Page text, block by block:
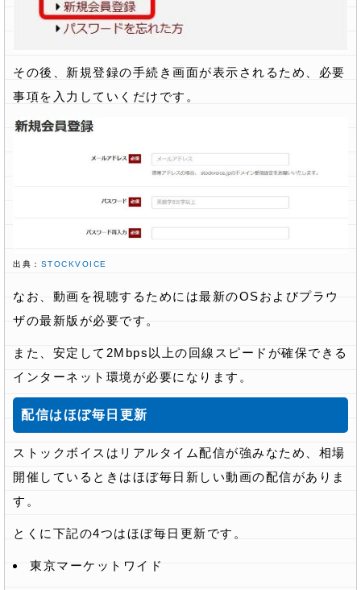
その後、新規登録の手続き画面が表示されるため、必要
事項を入力していくだけです。
出典： STOCKVOICE
なお、動画を視聴するためには最新のOSおよびプラウ
ザの最新版が必要です。
また、安定して2Mbps以上の回線スピードが確保できる
インターネット環境が必要になります。
配信はほぼ毎日更新
ストックボイスはリアルタイム配信が強みなため、相場
開催しているときはほぼ毎日新しい動画の配信がありま
す。
とくに下記の4つはほぼ毎日更新です。
東京マーケットワイド